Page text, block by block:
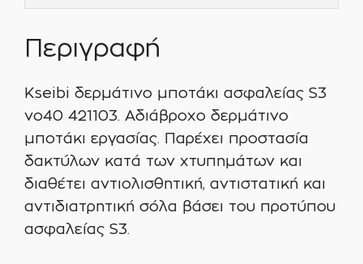
Περιγραφή
Kseibi δερμάτινο μποτάκι ασφαλείας S3
νο40 421103. Αδιάβροχο δερμάτινο
μποτάκι εργασίας. Παρέχει προστασία
δακτύλων κατά των χτυπημάτων και
διαθέτει αντιολισθητική, αντιστατική και
αντιδιατρητική σόλα βάσει του προτύπου
ασφαλείας S3.